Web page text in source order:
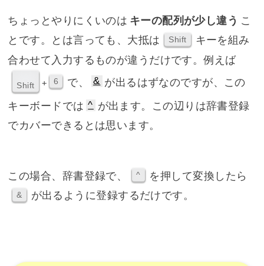
ちょっとやりにくいのは キーの配列が少し違う こ
とです。とは言っても、大抵は
Shift
キーを組み
合わせて入力するものが違うだけです。例えば
Shift + 6 で、 & が出るはずなのですが、この
キーボードでは ^ が出ます。この辺りは辞書登録
でカバーできるとは思います。
この場合、辞書登録で、 ^ を押して変換したら
& が出るように登録するだけです。